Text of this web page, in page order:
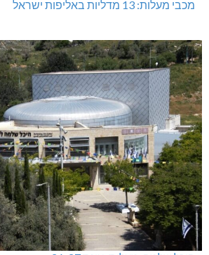
מכבי מעלות: 13 מדליות באליפות ישראל